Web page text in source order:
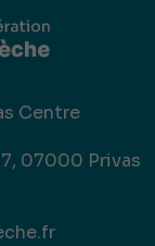
Centre
07000 Privas